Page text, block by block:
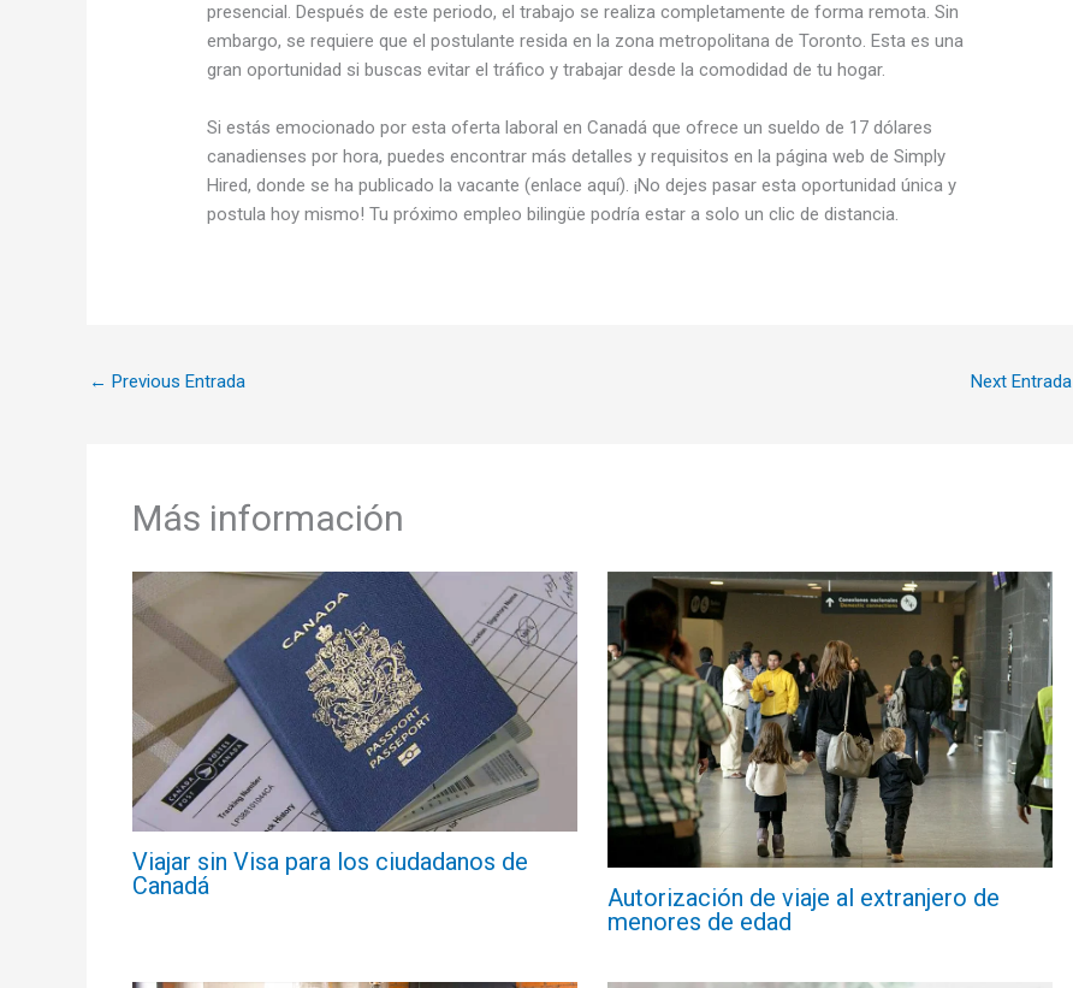
presencial. Después de este periodo, el trabajo se realiza completamente de forma remota. Sin
embargo, se requiere que el postulante resida en la zona metropolitana de Toronto. Esta es una
gran oportunidad si buscas evitar el tráfico y trabajar desde la comodidad de tu hogar.
Si estás emocionado por esta oferta laboral en Canadá que ofrece un sueldo de 17 dólares
canadienses por hora, puedes encontrar más detalles y requisitos en la página web de Simply
Hired, donde se ha publicado la vacante (enlace aquí). ¡No dejes pasar esta oportunidad única y
postula hoy mismo! Tu próximo empleo bilingüe podría estar a solo un clic de distancia.
← Previous Entrada Next Entrada
Más información
Viajar sin Visa para los ciudadanos de
Canadá
Autorización de viaje al extranjero de
menores de edad